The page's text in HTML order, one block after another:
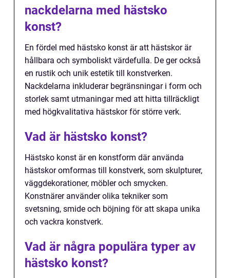
nackdelarna med hästsko
konst?
En fördel med hästsko konst är att hästskor är
hållbara och symboliskt värdefulla. De ger också
en rustik och unik estetik till konstverken.
Nackdelarna inkluderar begränsningar i form och
storlek samt utmaningar med att hitta tillräckligt
med högkvalitativa hästskor för större verk.
Vad är hästsko konst?
Hästsko konst är en konstform där använda
hästskor omformas till konstverk, som skulpturer,
väggdekorationer, möbler och smycken.
Konstnärer använder olika tekniker som
svetsning, smide och böjning för att skapa unika
och vackra konstverk.
Vad är några populära typer av
hästsko konst?